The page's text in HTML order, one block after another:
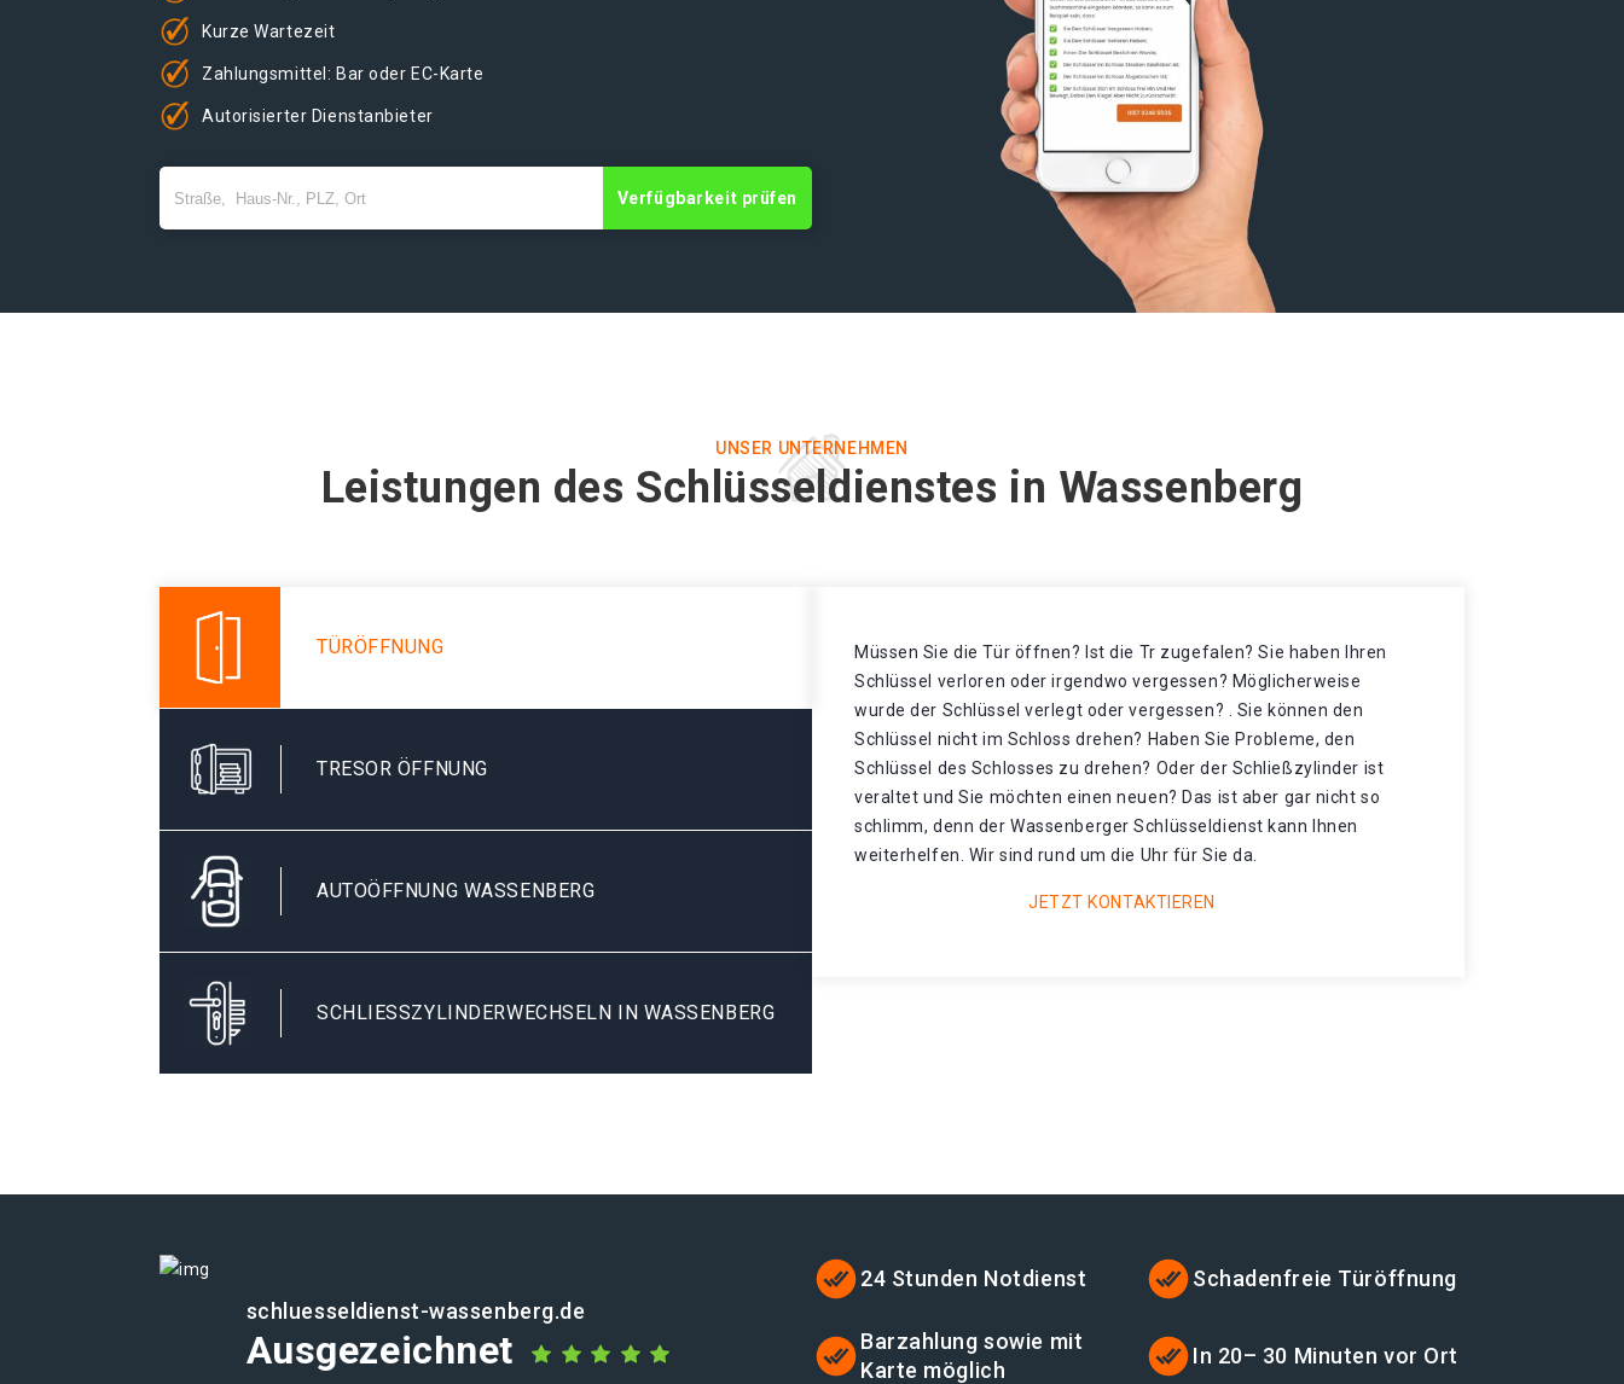
Kurze Wartezeit
Zahlungsmittel: Bar oder EC-Karte
Autorisierter Dienstanbieter
Verfügbarkeit prüfen
UNSER UNTERNEHMEN
Leistungen des Schlüsseldienstes in Wassenberg
TÜRÖFFNUNG
TRESOR ÖFFNUNG
AUTOÖFFNUNG WASSENBERG
SCHLIESSZYLINDERWECHSELN IN WASSENBERG
Müssen Sie die Tür öffnen? Ist die Tr zugefalen? Sie haben Ihren
Schlüssel verloren oder irgendwo vergessen? Möglicherweise
wurde der Schlüssel verlegt oder vergessen? . Sie können den
Schlüssel nicht im Schloss drehen? Haben Sie Probleme, den
Schlüssel des Schlosses zu drehen? Oder der Schließzylinder ist
veraltet und Sie möchten einen neuen? Das ist aber gar nicht so
schlimm, denn der Wassenberger Schlüsseldienst kann Ihnen
weiterhelfen. Wir sind rund um die Uhr für Sie da.
JETZT KONTAKTIEREN
schluesseldienst-wassenberg.de
Ausgezeichnet
24 Stunden Notdienst Schadenfreie Türöffnung
Barzahlung sowie mit
Karte möglich
In 20– 30 Minuten vor Ort